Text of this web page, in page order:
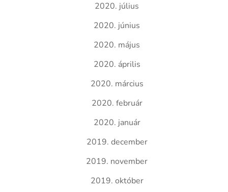
2020. július
2020. június
2020. május
2020. április
2020. március
2020. február
2020. január
2019. december
2019. november
2019. október